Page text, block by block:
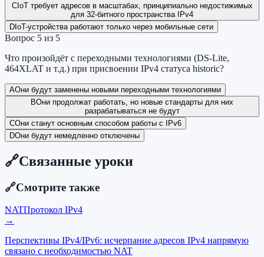
CIoT требует адресов в масштабах, принципиально недостижимых
для 32-битного пространства IPv4
D IoT-устройства работают только через мобильные сети
Вопрос 5 из 5
Что произойдёт с переходными технологиями (DS-Lite,
464XLAT и т.д.) при присвоении IPv4 статуса historic?
AОни будут заменены новыми переходными технологиями
BОни продолжат работать, но новые стандарты для них
разрабатываться не будут
CОни станут основным способом работы с IPv6
DОни будут немедленно отключены
🔗Связанные уроки
🔗Смотрите также
NATПротокол IPv4
→
Перспективы IPv4/IPv6: исчерпание адресов IPv4 напрямую
связано с необходимостью NAT